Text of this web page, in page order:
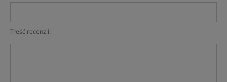
Treść recenzji: